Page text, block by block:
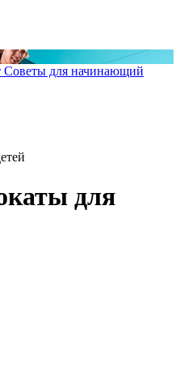
Советы для начинающий
для